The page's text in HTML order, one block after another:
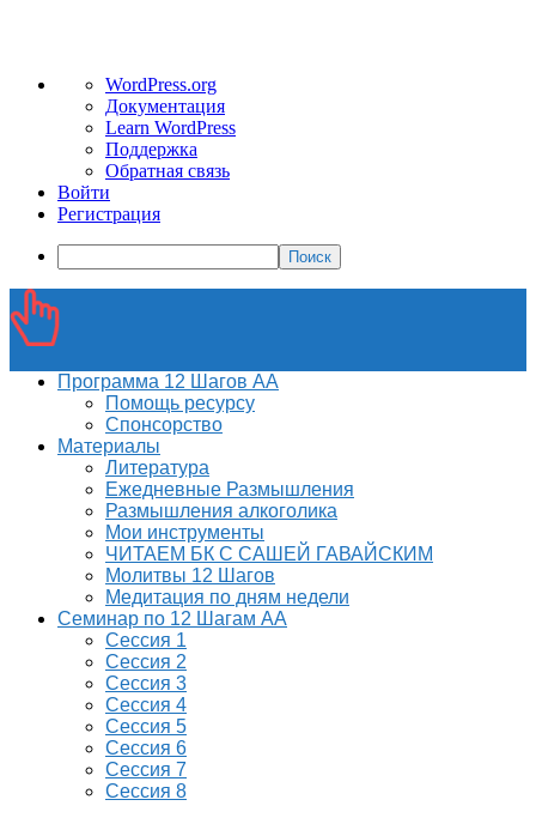
WordPress
WordPress.org
Документация
Learn WordPress
Поддержка
Обратная связь
Войти
Регистрация
Поиск
Программа 12 Шагов АА
Помощь ресурсу
Спонсорство
Материалы
Литература
Ежедневные Размышления
Размышления алкоголика
Мои инструменты
ЧИТАЕМ БК С САШЕЙ ГАВАЙСКИМ
Молитвы 12 Шагов
Медитация по дням недели
Семинар по 12 Шагам АА
Сессия 1
Сессия 2
Сессия 3
Сессия 4
Сессия 5
Сессия 6
Сессия 7
Сессия 8